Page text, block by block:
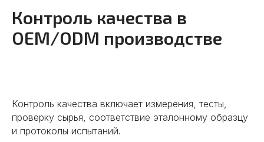
Контроль качества в
OEM/ODM производстве
Контроль качества включает измерения, тесты,
проверку сырья, соответствие эталонному образцу
и протоколы испытаний.